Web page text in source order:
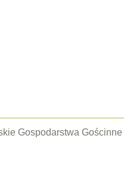
Gospodarstwa